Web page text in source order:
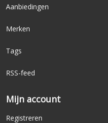
Aanbiedingen
Merken
Tags
RSS-feed
Mijn account
Registreren